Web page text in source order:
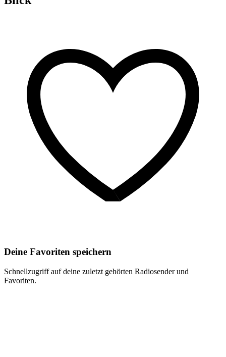
Deine Favoriten speichern
Schnellzugriff auf deine zuletzt gehörten Radiosender und
Favoriten.